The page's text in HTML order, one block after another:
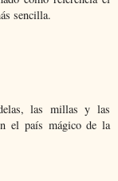
sencilla.
las millas y las
el país mágico de la